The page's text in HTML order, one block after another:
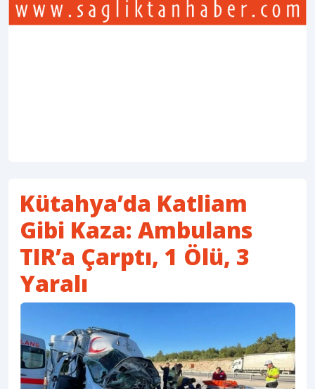
Kütahya’da Katliam
Gibi Kaza: Ambulans
TIR’a Çarptı, 1 Ölü, 3
Yaralı